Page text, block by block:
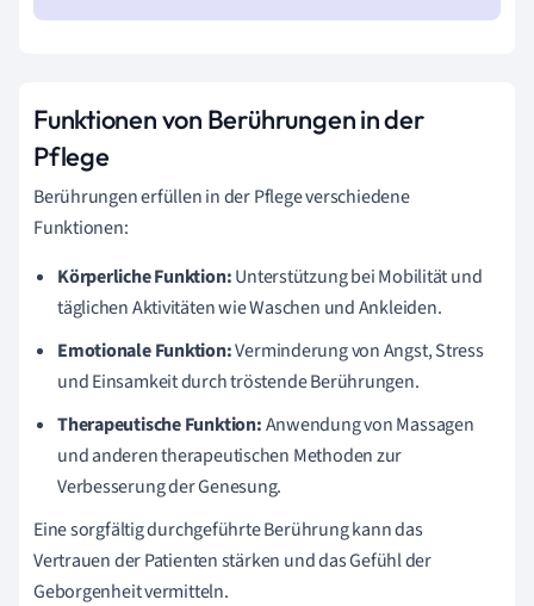
Funktionen von Berührungen in der
Pflege
Berührungen erfüllen in der Pflege verschiedene
Funktionen:
Körperliche Funktion:Unterstützung bei Mobilität und
täglichen Aktivitäten wie Waschen und Ankleiden.
Emotionale Funktion:Verminderung von Angst, Stress
und Einsamkeit durch tröstende Berührungen.
Therapeutische Funktion:Anwendung von Massagen
und anderen therapeutischen Methoden zur
Verbesserung der Genesung.
Eine sorgfältig durchgeführte Berührung kann das
Vertrauen der Patienten stärken und das Gefühl der
Geborgenheit vermitteln.